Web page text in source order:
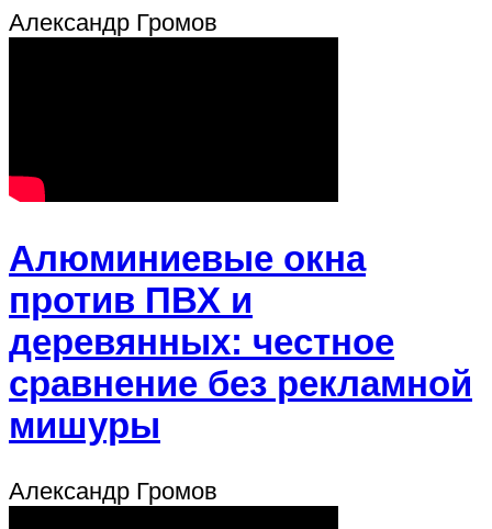
Александр Громов
Алюминиевые окна
против ПВХ и
деревянных: честное
сравнение без рекламной
мишуры
Александр Громов